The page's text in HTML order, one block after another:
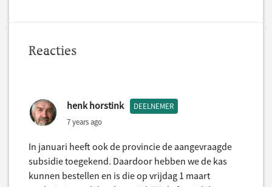
Reacties
henk horstink DEELNEMER
7 years ago
In januari heeft ook de provincie de aangevraagde
subsidie toegekend. Daardoor hebben we de kas
kunnen bestellen en is die op vrijdag 1 maart